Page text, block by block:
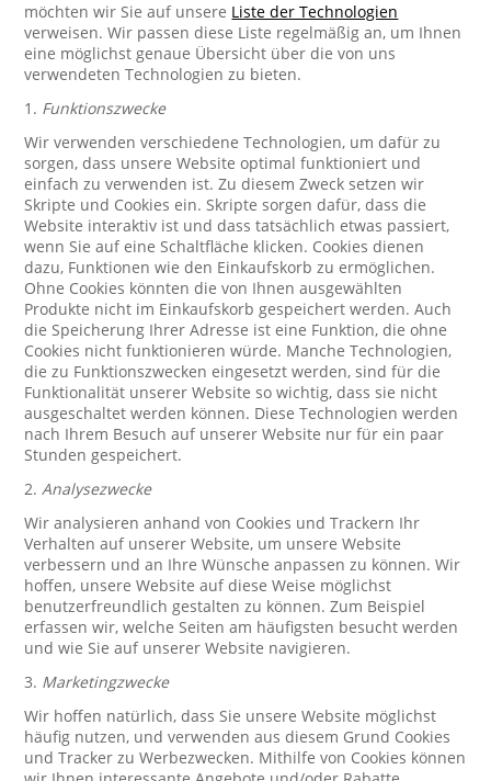
möchten wir Sie auf unsere Liste der Technologien
verweisen. Wir passen diese Liste regelmäßig an, um Ihnen
eine möglichst genaue Übersicht über die von uns
verwendeten Technologien zu bieten.
1. Funktionszwecke
Wir verwenden verschiedene Technologien, um dafür zu
sorgen, dass unsere Website optimal funktioniert und
einfach zu verwenden ist. Zu diesem Zweck setzen wir
Skripte und Cookies ein. Skripte sorgen dafür, dass die
Website interaktiv ist und dass tatsächlich etwas passiert,
wenn Sie auf eine Schaltfläche klicken. Cookies dienen
dazu, Funktionen wie den Einkaufskorb zu ermöglichen.
Ohne Cookies könnten die von Ihnen ausgewählten
Produkte nicht im Einkaufskorb gespeichert werden. Auch
die Speicherung Ihrer Adresse ist eine Funktion, die ohne
Cookies nicht funktionieren würde. Manche Technologien,
die zu Funktionszwecken eingesetzt werden, sind für die
Funktionalität unserer Website so wichtig, dass sie nicht
ausgeschaltet werden können. Diese Technologien werden
nach Ihrem Besuch auf unserer Website nur für ein paar
Stunden gespeichert.
2.Analysezwecke
Wir analysieren anhand von Cookies und Trackern Ihr
Verhalten auf unserer Website, um unsere Website
verbessern und an Ihre Wünsche anpassen zu können. Wir
hoffen, unsere Website auf diese Weise möglichst
benutzerfreundlich gestalten zu können. Zum Beispiel
erfassen wir, welche Seiten am häufigsten besucht werden
und wie Sie auf unserer Website navigieren.
3. Marketingzwecke
Wir hoffen natürlich, dass Sie unsere Website möglichst
häufig nutzen, und verwenden aus diesem Grund Cookies
und Tracker zu Werbezwecken. Mithilfe von Cookies können